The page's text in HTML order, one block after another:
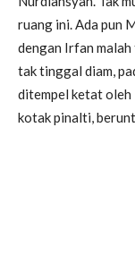
ruang ini. Ada pun
dengan Irfan
tak tinggal diam,
ditempel ketat oleh
kotak pinalti,